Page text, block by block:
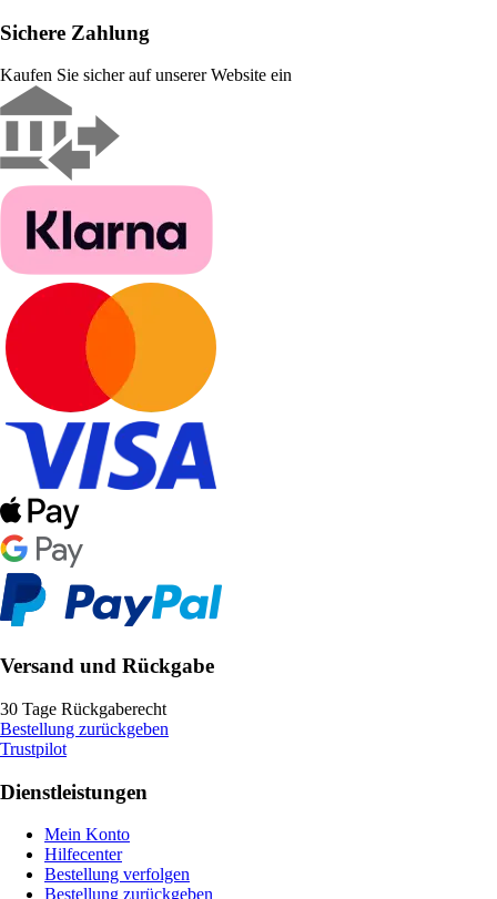
Sichere Zahlung
Kaufen Sie sicher auf unserer Website ein
Versand und Rückgabe
30 Tage Rückgaberecht
Bestellung zurückgeben
Trustpilot
Dienstleistungen
Mein Konto
Hilfecenter
Bestellung verfolgen
Bestellung zurückgeben